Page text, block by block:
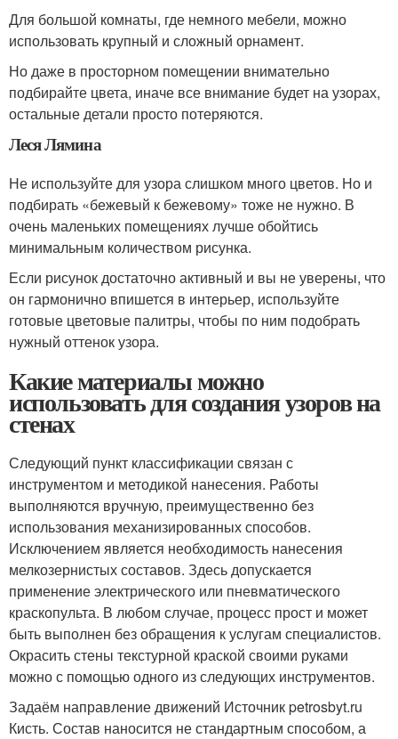
Для большой комнаты, где немного мебели, можно
использовать крупный и сложный орнамент.
Но даже в просторном помещении внимательно
подбирайте цвета, иначе все внимание будет на узорах,
остальные детали просто потеряются.
Леся Лямина
Не используйте для узора слишком много цветов. Но и
подбирать «бежевый к бежевому» тоже не нужно. В
очень маленьких помещениях лучше обойтись
минимальным количеством рисунка.
Если рисунок достаточно активный и вы не уверены, что
он гармонично впишется в интерьер, используйте
готовые цветовые палитры, чтобы по ним подобрать
нужный оттенок узора.
Какие материалы можно
использовать для создания узоров на
стенах
Следующий пункт классификации связан с
инструментом и методикой нанесения. Работы
выполняются вручную, преимущественно без
использования механизированных способов.
Исключением является необходимость нанесения
мелкозернистых составов. Здесь допускается
применение электрического или пневматического
краскопульта. В любом случае, процесс прост и может
быть выполнен без обращения к услугам специалистов.
Окрасить стены текстурной краской своими руками
можно с помощью одного из следующих инструментов.
Задаём направление движений Источник petrosbyt.ru
Кисть. Состав наносится не стандартным способом, а